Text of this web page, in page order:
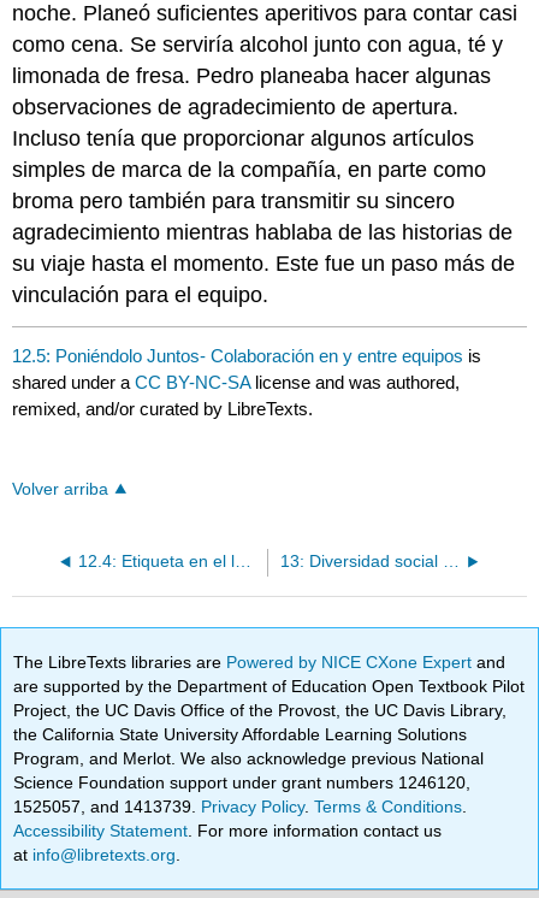
noche. Planeó suficientes aperitivos para contar casi
como cena. Se serviría alcohol junto con agua, té y
limonada de fresa. Pedro planeaba hacer algunas
observaciones de agradecimiento de apertura.
Incluso tenía que proporcionar algunos artículos
simples de marca de la compañía, en parte como
broma pero también para transmitir su sincero
agradecimiento mientras hablaba de las historias de
su viaje hasta el momento. Este fue un paso más de
vinculación para el equipo.
12.5: Poniéndolo Juntos- Colaboración en y entre equipos is
shared under aCC BY-NC-SA license and was authored,
remixed, and/or curated by LibreTexts.
Volver arriba
12.4: Etiqueta en el lugar de trabajo 13: Diversidad social en el lugar de trabajo
The LibreTexts libraries are Powered by NICE CXone Expertand
are supported by the Department of Education Open Textbook Pilot
Project, the UC Davis Office of the Provost, the UC Davis Library,
the California State University Affordable Learning Solutions
Program, and Merlot. We also acknowledge previous National
Science Foundation support under grant numbers 1246120,
1525057, and 1413739. Privacy Policy.Terms & Conditions
Accessibility Statement . For more information contact us
at info@libretexts.org